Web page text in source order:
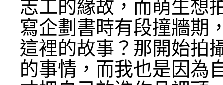
志工的緣故，而萌生想
寫企劃書時有段撞牆期
這裡的故事？那開始拍
的事情，而我也是因為